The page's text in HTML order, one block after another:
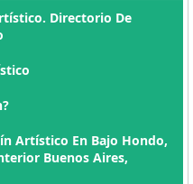
Directorio De
Artístico En Bajo Hondo,
Buenos Aires,